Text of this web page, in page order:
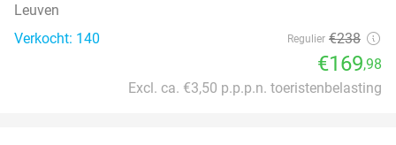
Leuven
Verkocht: 140
Regulier €238
€169,98
Excl. ca. €3,50 p.p.p.n. toeristenbelasting